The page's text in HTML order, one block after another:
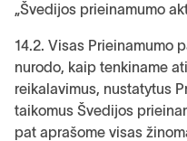
„Švedijos prieinamumo
14.2. Visas Prieinamumo
nurodo, kaip tenkiname
reikalavimus, nustatytus
taikomus Švedijos
pat aprašome visas